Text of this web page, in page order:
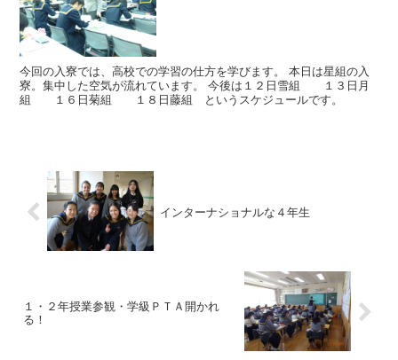
今回の入寮では、高校での学習の仕方を学びます。 本日は星組の入
寮。集中した空気が流れています。 今後は１２日雪組 １３日月
組 １６日菊組 １８日藤組 というスケジュールです。
インターナショナルな４年生
１・２年授業参観・学級ＰＴＡ開かれ
る！